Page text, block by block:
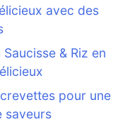
avec des
& Riz en
pour une
saveurs